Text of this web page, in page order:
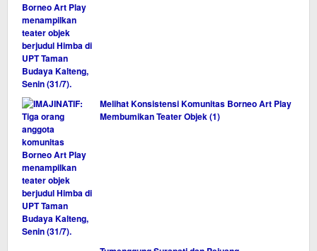
Melihat Konsistensi Komunitas Borneo Art Play
Membumikan Teater Objek (1)